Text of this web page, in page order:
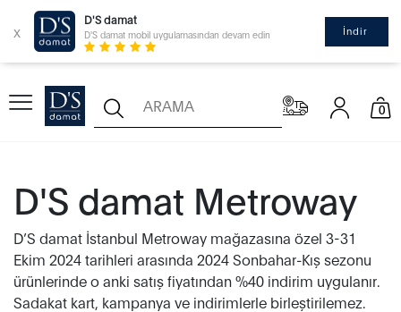
x
D'S damat
D'S damat mobil uygulamasından devam edin İndir
0
D'S damat Metroway
D’S damat İstanbul Metroway mağazasına özel 3-31
Ekim 2024 tarihleri arasında 2024 Sonbahar-Kış sezonu
ürünlerinde o anki satış fiyatından %40 indirim uygulanır.
Sadakat kart, kampanya ve indirimlerle birleştirilemez.